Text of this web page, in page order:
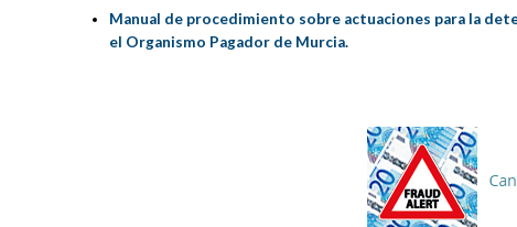
Manual de procedimiento sobre actuaciones para la
el Organismo Pagador de Murcia.